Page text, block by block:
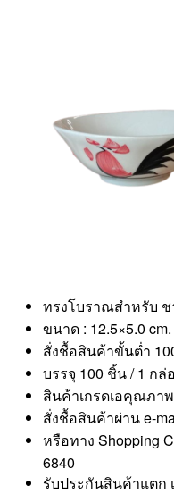
ทรงโบราณสำหรับ
ขนาด : 12.5×5.0 cm.
สั่งชื้อสินค้าขั้นต่ำ
บรรจุ 100 ชิ้น / 1 กล่
สินค้าเกรดเอคุณภา
สั่งชื้อสินค้าผ่าน e-
หรือทาง Shopping
6840
รับประกันสินค้าแตก